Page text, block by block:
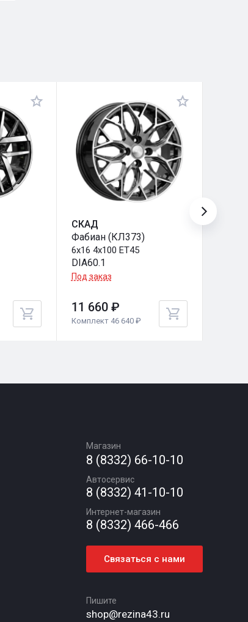
СКАД
Фабиан (КЛ373)
6x16 4x100 ET45
DIA60.1
Под заказ
11 660 ₽
Комплект 46 640 ₽
Магазин
8 (8332) 66-10-10
Автосервис
8 (8332) 41-10-10
Интернет-магазин
8 (8332) 466-466
Связаться с нами
Пишите
shop@rezina43.ru